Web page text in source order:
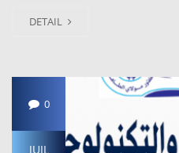
DETAIL
0
JUIL